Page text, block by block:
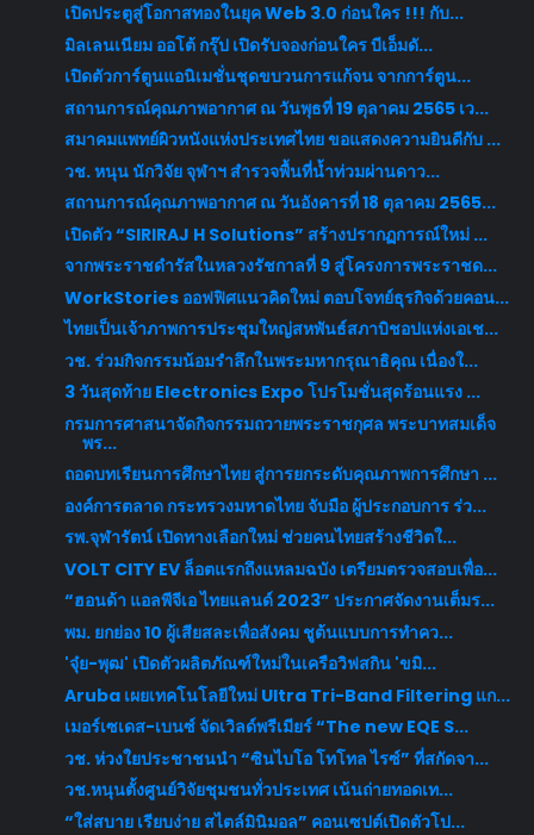
เปิดประตูสู่โอกาสทองในยุค Web 3.0 ก่อนใคร !!! กับ...
มิลเลนเนียม ออโต้ กรุ๊ป เปิดรับจองก่อนใคร บีเอ็มดั...
เปิดตัวการ์ตูนแอนิเมชั่นชุดขบวนการแก้จน จากการ์ตูน...
สถานการณ์คุณภาพอากาศ ณ วันพุธที่ 19 ตุลาคม 2565 เว...
สมาคมแพทย์ผิวหนังแห่งประเทศไทย ขอแสดงความยินดีกับ ...
วช. หนุน นักวิจัย จุฬาฯ สำรวจพื้นที่น้ำท่วมผ่านดาว...
สถานการณ์คุณภาพอากาศ ณ วันอังคารที่ 18 ตุลาคม 2565...
เปิดตัว “SIRIRAJ H Solutions” สร้างปรากฏการณ์ใหม่ ...
จากพระราชดำรัสในหลวงรัชกาลที่ 9 สู่โครงการพระราชด...
WorkStories ออฟฟิศแนวคิดใหม่ ตอบโจทย์ธุรกิจด้วยคอน...
ไทยเป็นเจ้าภาพการประชุมใหญ่สหพันธ์สภาบิชอปแห่งเอเช...
วช. ร่วมกิจกรรมน้อมรำลึกในพระมหากรุณาธิคุณ เนื่องใ...
3 วันสุดท้าย Electronics Expo โปรโมชั่นสุดร้อนแรง ...
กรมการศาสนาจัดกิจกรรมถวายพระราชกุศล พระบาทสมเด็จ
พร...
ถอดบทเรียนการศึกษาไทย สู่การยกระดับคุณภาพการศึกษา ...
องค์การตลาด กระทรวงมหาดไทย จับมือ ผู้ประกอบการ ร่ว...
รพ.จุฬารัตน์ เปิดทางเลือกใหม่ ช่วยคนไทยสร้างชีวิตใ...
VOLT CITY EV ล็อตแรกถึงแหลมฉบัง เตรียมตรวจสอบเพื่อ...
“ฮอนด้า แอลพีจีเอ ไทยแลนด์ 2023” ประกาศจัดงานเต็มร...
พม. ยกย่อง 10 ผู้เสียสละเพื่อสังคม ชูต้นแบบการทำคว...
'จุ๋ย-พุฒ' เปิดตัวผลิตภัณฑ์ใหม่ในเครือวิฟสกิน 'ขมิ...
Aruba เผยเทคโนโลยีใหม่ Ultra Tri-Band Filtering แก...
เมอร์เซเดส-เบนซ์ จัดเวิลด์พรีเมียร์ “The new EQE S...
วช. ห่วงใยประชาชนนำ “ซินไบโอ โทโทล ไรซ์” ที่สกัดจา...
วช.หนุนตั้งศูนย์วิจัยชุมชนทั่วประเทศ เน้นถ่ายทอดเท...
“ใส่สบาย เรียบง่าย สไตล์มินิมอล” คอนเซปต์เปิดตัวโป...